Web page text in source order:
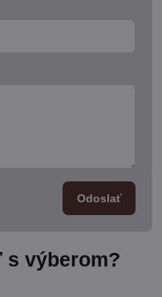
Odoslať
s výberom?